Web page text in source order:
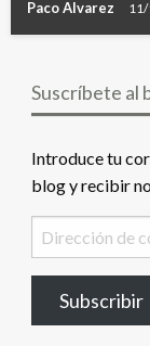
Paco Alvarez
Suscríbete al
Introduce tu
blog y recibir
Dirección
de
electrónico
Subscribir